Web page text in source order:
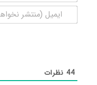
44 نظرات